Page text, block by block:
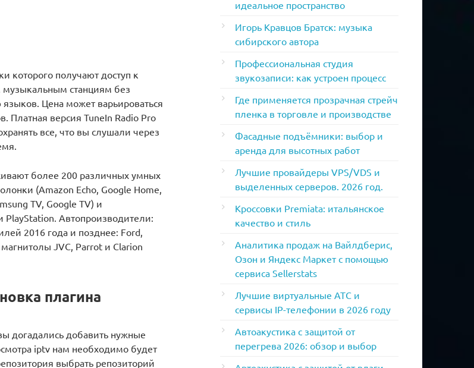
которого получают доступ к
станциям без
Цена может варьироваться
Платная версия TuneIn Radio Pro
все, что вы слушали через
более 200 различных умных
(Amazon Echo, Google Home,
TV, Google TV) и
PlayStation. Автопроизводители:
2016 года и позднее: Ford,
JVC, Parrot и Clarion
плагина
догадались добавить нужные
iptv нам необходимо будет
выбрать репозиторий
идеальное пространство
Игорь Кравцов Братск: музыка
сибирского автора
Профессиональная студия
звукозаписи: как устроен процесс
Где применяется прозрачная стрейч
пленка в торговле и производстве
Фасадные подъёмники: выбор и
аренда для высотных работ
Лучшие провайдеры VPS/VDS и
выделенных серверов. 2026 год.
Кроссовки Premiata: итальянское
качество и стиль
Аналитика продаж на Вайлдберис,
Озон и Яндекс Маркет с помощью
сервиса Sellerstats
Лучшие виртуальные АТС и
сервисы IP-телефонии в 2026 году
Автоакустика с защитой от
перегрева 2026: обзор и выбор